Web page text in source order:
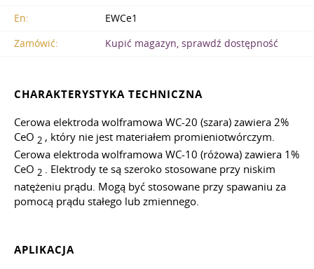
En:
EWCe1
Zamówić:
Kupić magazyn, sprawdź dostępność
CHARAKTERYSTYKA TECHNICZNA
Cerowa elektroda wolframowa WC-20 (szara) zawiera 2%
CeO 2 , który nie jest materiałem promieniotwórczym.
Cerowa elektroda wolframowa WC-10 (różowa) zawiera 1%
CeO 2 . Elektrody te są szeroko stosowane przy niskim
natężeniu prądu. Mogą być stosowane przy spawaniu za
pomocą prądu stałego lub zmiennego.
APLIKACJA